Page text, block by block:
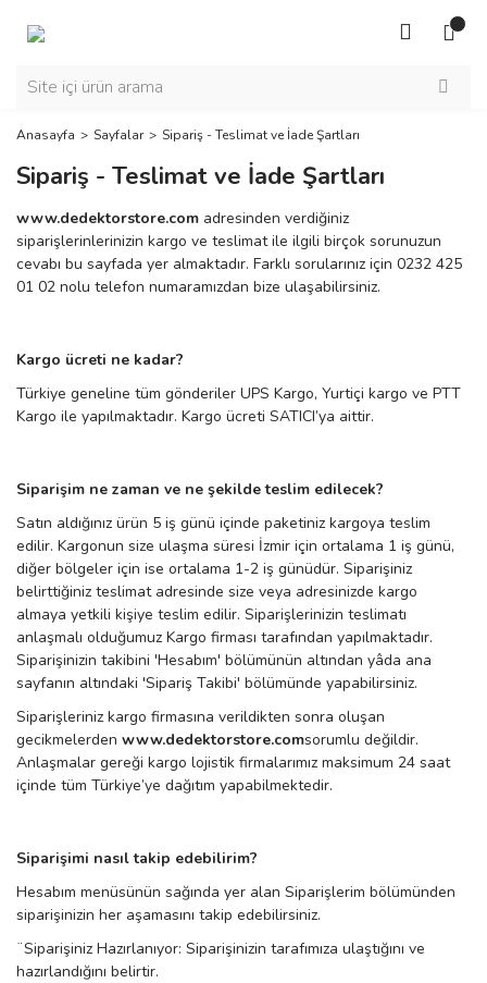
Anasayfa Sayfalar Sipariş - Teslimat ve İade Şartları
Sipariş - Teslimat ve İade Şartları
www.dedektorstore.com adresinden verdiğiniz
siparişlerinlerinizin kargo ve teslimat ile ilgili birçok sorunuzun
cevabı bu sayfada yer almaktadır. Farklı sorularınız için 0232 425
01 02 nolu telefon numaramızdan bize ulaşabilirsiniz.
Kargo ücreti ne kadar?
Türkiye geneline tüm gönderiler UPS Kargo, Yurtiçi kargo ve PTT
Kargo ile yapılmaktadır. Kargo ücreti SATICI’ya aittir.
Siparişim ne zaman ve ne şekilde teslim edilecek?
Satın aldığınız ürün 5 iş günü içinde paketiniz kargoya teslim
edilir. Kargonun size ulaşma süresi İzmir için ortalama 1 iş günü,
diğer bölgeler için ise ortalama 1-2 iş günüdür. Siparişiniz
belirttiğiniz teslimat adresinde size veya adresinizde kargo
almaya yetkili kişiye teslim edilir. Siparişlerinizin teslimatı
anlaşmalı olduğumuz Kargo firması tarafından yapılmaktadır.
Siparişinizin takibini 'Hesabım' bölümünün altından yâda ana
sayfanın altındaki 'Sipariş Takibi' bölümünde yapabilirsiniz.
Siparişleriniz kargo firmasına verildikten sonra oluşan
gecikmelerden www.dedektorstore.comsorumlu değildir.
Anlaşmalar gereği kargo lojistik firmalarımız maksimum 24 saat
içinde tüm Türkiye’ye dağıtım yapabilmektedir.
Siparişimi nasıl takip edebilirim?
Hesabım menüsünün sağında yer alan Siparişlerim bölümünden
siparişinizin her aşamasını takip edebilirsiniz.
¨Siparişiniz Hazırlanıyor: Siparişinizin tarafımıza ulaştığını ve
hazırlandığını belirtir.